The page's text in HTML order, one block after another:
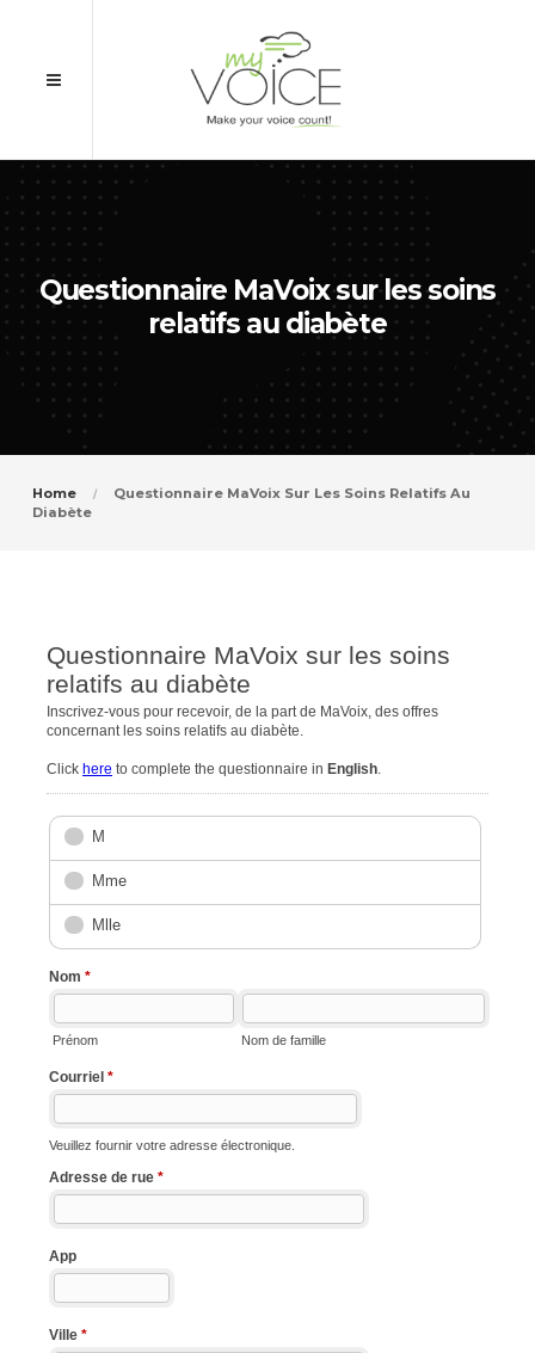
Questionnaire MaVoix sur les soins
relatifs au diabète
Home
Questionnaire MaVoix Sur Les Soins Relatifs Au
Diabète